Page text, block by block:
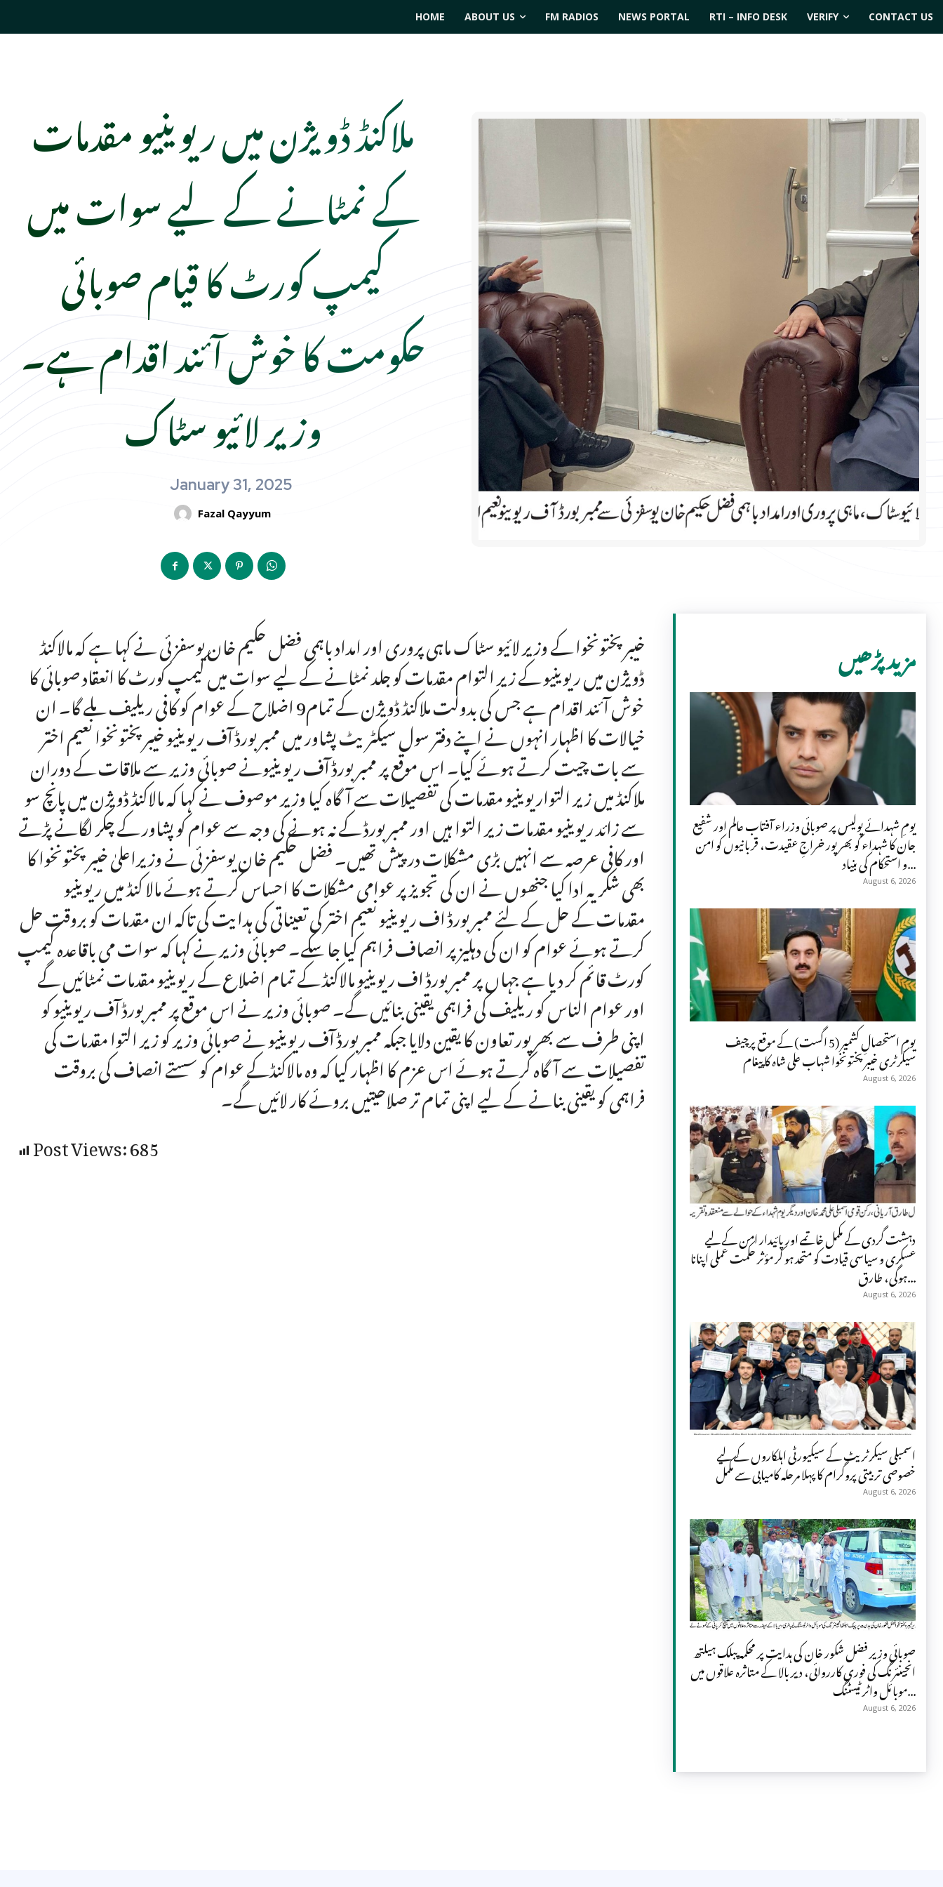
HOME ABOUT US FM RADIOS NEWS PORTAL RTI – INFO DESK VERIFY CONTACT US
ملاکنڈ ڈویژن میں ریوینیو مقدمات
کے نمٹانے کے لیے سوات میں
کیمپ کورٹ کا قیام صوبائی
حکومت کا خوش آئند اقدام ہے۔
وزیر لائیو سٹاک
January 31, 2025
Fazal Qayyum
خیبر پختونخوا کے وزیر لائیو سٹاک ماہی پروری اور امداد باہمی فضل حکیم خان یوسفزئی نے کہا ہے کہ مالاکنڈ
ڈویژن میں ریوینیو کے زیر التوام مقدمات کو جلد نمٹانے کے لیے سوات میں کیمپ کورٹ کا انعقاد صوبائی کا
خوش آئند اقدام ہے جس کی بدولت ملاکنڈ ڈویژن کے تمام9 اضلاح کے عوام کو کافی ریلیف ملے گا۔ ان
خیالات کا اظہار انہوں نے اپنے دفتر سول سیکٹریٹ پشاور میں ممبر بورڈ آف ریوینیو خیبر پختونخوا نعیم اختر
سے بات چیت کرتے ہوئے کیا۔ اس موقع پر ممبر بورڈ آف ریو ینیونے صوبائی وزیر سے ملاقات کے دوران
ملاکنڈ میں زیر التواریوینیو مقدمات کی تفصیلات سے آگاہ کیا وزیر موصوف نے کہا کہ مالاکنڈ ڈویژن میں پانچ سو
سے زائد ریوینیو مقدمات زیر التوا ہیں اور ممبر بورڈ کے نہ ہونے کی وجہ سے عوام کو پشاور کے چکر لگانے پڑتے
اور کافی عرصہ سے انہیں بڑی مشکلات درپیش تھیں۔ فضل حکیم خان یوسفزئی نے وزیراعلیٰ خیبر پختونخوا کا
بھی شکریہ ادا کیا جنھوں نے ان کی تجویز پر عوامی مشکلات کا احساس کرتے ہوئے مالا کنڈ میں ریوینیو
مقدمات کے حل کے لئے ممبر بورڈ اف ریوینیو نعیم اختر کی تعیناتی کی ہدایت کی تاکہ ان مقدمات کو بروقت حل
کرتے ہوئے عوام کو ان کی دہلیز پر انصاف فراہم کیا جا سکے۔ صوبائی وزیر نے کہا کہ سوات می باقاعدہ کیمپ
کورٹ قائم کر دیا ہے جہاں پر ممبر بورڈ اف ریوینیو مالاکنڈ کے تمام اضلاع کے ریوینیو مقدمات نمٹائیں گے
اور عوام الناس کو ریلیف کی فراہمی یقینی بنائیں گے۔ صوبائی وزیر نے اس موقع پر ممبر بورڈ آف ریوینیو کو
اپنی طرف سے بھرپور تعاون کا یقین دلایا جبکہ ممبر بورڈ آف ریوینیو نے صوبائی وزیر کو زیر التوا مقدمات کی
تفصیلات سے آگاہ کرتے ہوئے اس عزم کا اظہار کیا کہ وہ مالاکنڈکے عوام کو سستے انصاف کی بروقت
فراہمی کو یقینی بنانے کے لیے اپنی تمام تر صلاحیتیں بروئے کار لائیں گے۔
Post Views:685
مزید پڑھیں
یومِ شہدائے پولیس پر صوبائی وزراء آفتاب عالم اور شفیع
جان کا شہداء کو بھرپور خراجِ عقیدت، قربانیوں کو امن
و استحکام کی بنیاد...
August 6, 2026
یومِ استحصالِ کشمیر (5 اگست) کے موقع پرچیف
سیکرٹری خیبر پختونخوا شہاب علی شاہ کا پیغام
August 6, 2026
دہشت گردی کے مکمل خاتمے اور پائیدار امن کے لیے
عسکری و سیاسی قیادت کو متحد ہو کر مؤثر حکمت عملی اپنانا
ہوگی، طارق...
August 6, 2026
اسمبلی سیکرٹریٹ کے سیکیورٹی اہلکاروں کے لیے
خصوصی تربیتی پروگرام کا پہلا مرحلہ کامیابی سے مکمل
August 6, 2026
صوبائی وزیر فضل شکور خان کی ہدایت پر محکمہ پبلک ہیلتھ
انجینئرنگ کی فوری کارروائی، دیر بالا کے متاثرہ علاقوں میں
موبائل واٹر ٹیسٹنگ...
August 6, 2026